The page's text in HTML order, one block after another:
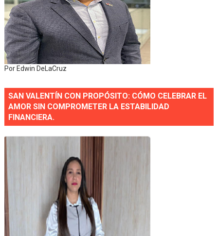
Por Edwin DeLaCruz
SAN VALENTÍN CON PROPÓSITO: CÓMO CELEBRAR EL
AMOR SIN COMPROMETER LA ESTABILIDAD
FINANCIERA.